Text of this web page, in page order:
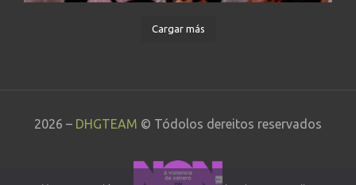
Cargar más
2026 – DHGTEAM © Tódolos dereitos reservados